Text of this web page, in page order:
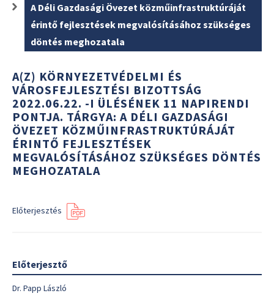
A Déli Gazdasági Övezet közműinfrastruktúráját
érintő fejlesztések megvalósításához szükséges
döntés meghozatala
A(Z) KÖRNYEZETVÉDELMI ÉS
VÁROSFEJLESZTÉSI BIZOTTSÁG
2022.06.22. -I ÜLÉSÉNEK 11 NAPIRENDI
PONTJA. TÁRGYA: A DÉLI GAZDASÁGI
ÖVEZET KÖZMŰINFRASTRUKTÚRÁJÁT
ÉRINTŐ FEJLESZTÉSEK
MEGVALÓSÍTÁSÁHOZ SZÜKSÉGES DÖNTÉS
MEGHOZATALA
Előterjesztés
Előterjesztő
Dr. Papp László